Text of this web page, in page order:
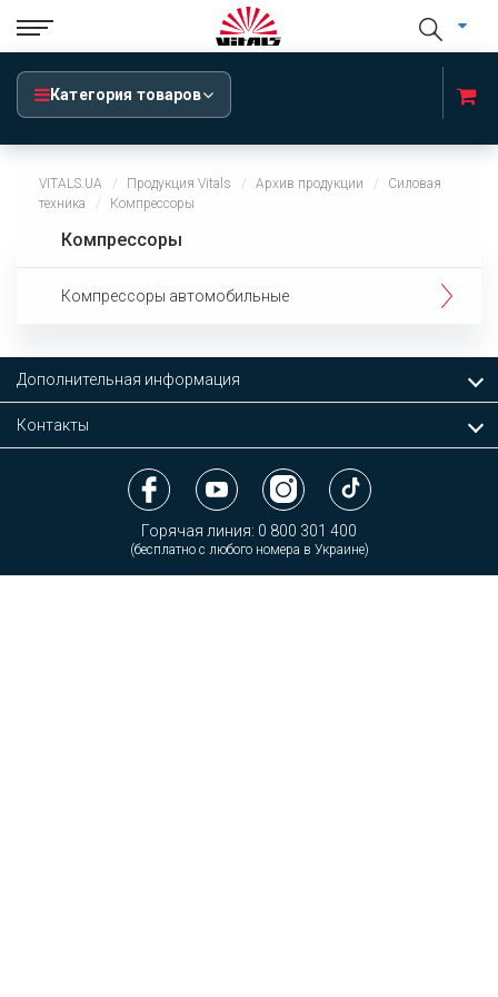
Категория товаров
VITALS.UA Продукция Vitals Архив продукции
Силовая
техника
Компрессоры
Компрессоры
Компрессоры автомобильные
Дополнительная информация
Контакты
Горячая линия: 0 800 301 400
(бесплатно с любого номера в Украине)